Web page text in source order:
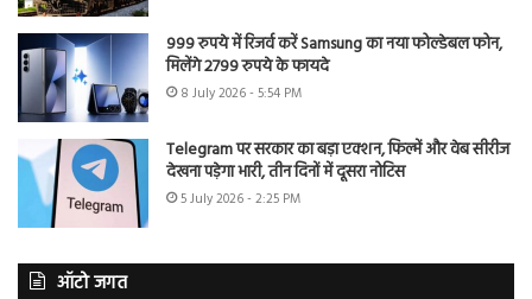
999 रुपये में रिजर्व करें Samsung का नया फोल्डेबल फोन,
मिलेंगे 2799 रुपये के फायदे
8 July 2026 - 5:54 PM
Telegram पर सरकार का बड़ा एक्शन, फिल्में और वेब सीरीज
देखना पड़ेगा भारी, तीन दिनों में दूसरा नोटिस
5 July 2026 - 2:25 PM
ऑटो जगत